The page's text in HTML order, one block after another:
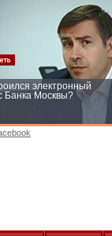
электронный
Банка Москвы?